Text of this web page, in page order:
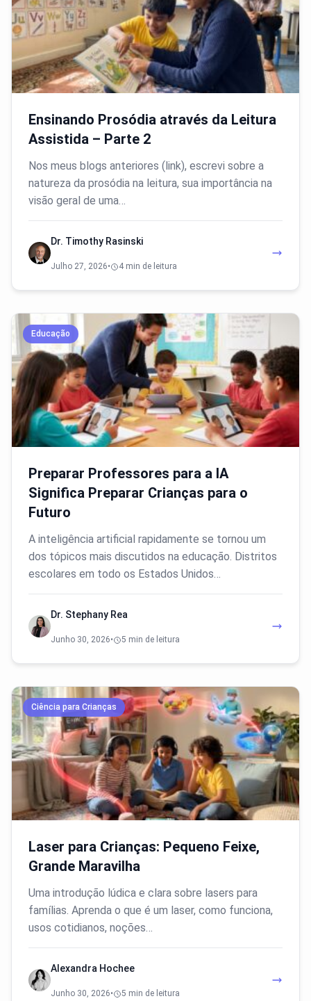
Ensinando Prosódia através da Leitura
Assistida – Parte 2
Nos meus blogs anteriores (link), escrevi sobre a
natureza da prosódia na leitura, sua importância na
visão geral de uma…
Dr. Timothy Rasinski
Julho 27, 2026• 4 min de leitura
Educação
Preparar Professores para a IA
Significa Preparar Crianças para o
Futuro
A inteligência artificial rapidamente se tornou um
dos tópicos mais discutidos na educação. Distritos
escolares em todo os Estados Unidos…
Dr. Stephany Rea
Junho 30, 2026• 5 min de leitura
Ciência para Crianças
Laser para Crianças: Pequeno Feixe,
Grande Maravilha
Uma introdução lúdica e clara sobre lasers para
famílias. Aprenda o que é um laser, como funciona,
usos cotidianos, noções…
Alexandra Hochee
Junho 30, 2026• 5 min de leitura